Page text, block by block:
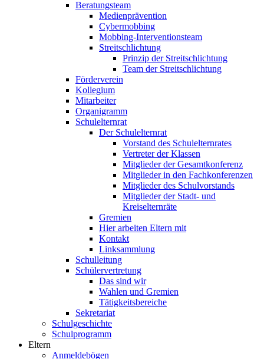
Beratungsteam
Medienprävention
Cybermobbing
Mobbing-Interventionsteam
Streitschlichtung
Prinzip der Streitschlichtung
Team der Streitschlichtung
Förderverein
Kollegium
Mitarbeiter
Organigramm
Schulelternrat
Der Schulelternrat
Vorstand des Schulelternrates
Vertreter der Klassen
Mitglieder der Gesamtkonferenz
Mitglieder in den Fachkonferenzen
Mitglieder des Schulvorstands
Mitglieder der Stadt- und
Kreiselternräte
Gremien
Hier arbeiten Eltern mit
Kontakt
Linksammlung
Schulleitung
Schülervertretung
Das sind wir
Wahlen und Gremien
Tätigkeitsbereiche
Sekretariat
Schulgeschichte
Schulprogramm
Eltern
Anmeldebögen